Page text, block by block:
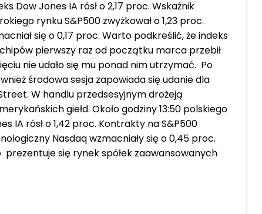
Dow Jones IA rósł o 2,17 proc. Wskaźnik
rynku S&P500 zwyżkował o 1,23 proc.
się o 0,17 proc. Warto podkreślić, że indeks
pierwszy raz od początku marca przebił
nie udało się mu ponad nim utrzymać. Po
środowa sesja zapowiada się udanie dla
W handlu przedsesyjnym drożeją
giełd. Około godziny 13:50 polskiego
IA rósł o 1,42 proc. Kontrakty na S&P500
Nasdaq wzmacniały się o 0,45 proc.
prezentuje się rynek spółek zaawansowanych